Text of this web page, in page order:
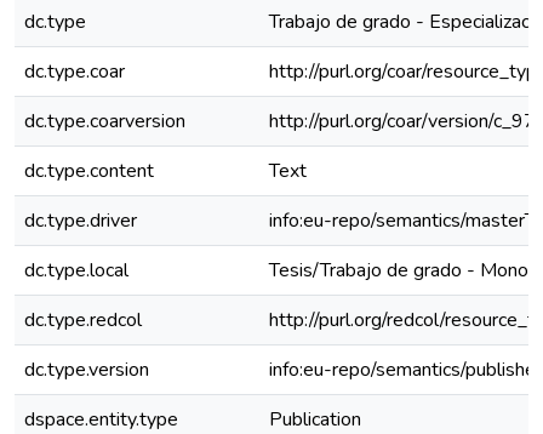
dc.type
Trabajo de grado -
dc.type.coar
http://purl.org/coar/
dc.type.coarversion
http://purl.org/coar/version/
dc.type.content
Text
dc.type.driver
info:eu-repo/semantics/
dc.type.local
Tesis/Trabajo de grado -
dc.type.redcol
http://purl.org/redcol/
dc.type.version
info:eu-repo/semantics/
dspace.entity.type
Publication